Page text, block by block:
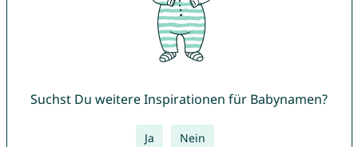
Suchst Du weitere Inspirationen für Babynamen?
Ja Nein